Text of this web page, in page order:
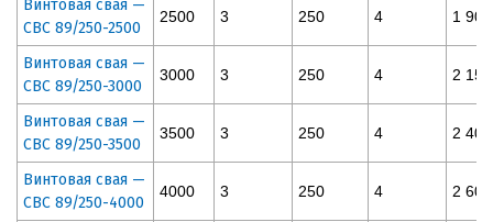
Винтовая свая —
СВС 89/250-2500
2500 3 250 4 1 900
Винтовая свая —
СВС 89/250-3000
3000 3 250 4 2 150
Винтовая свая —
СВС 89/250-3500
3500 3 250 4 2 400
Винтовая свая —
СВС 89/250-4000
4000 3 250 4 2 600